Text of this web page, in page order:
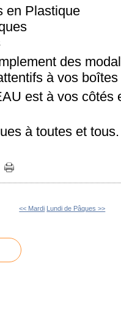
en Plastique
des
à vos
est à vos côtés
à toutes et tous.
<< Mardi Lundi de Pâques >>